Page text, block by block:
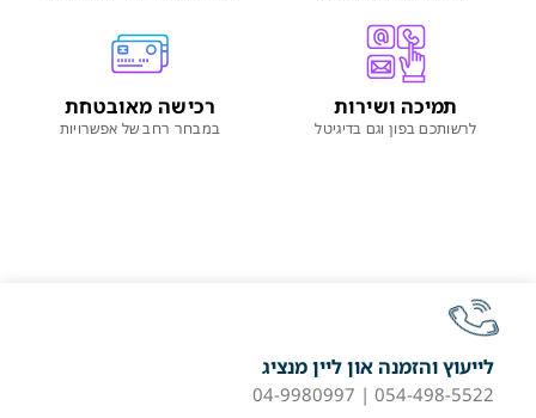
תמיכה ושירות
לרשותכם בפון וגם בדיגיטל
רכישה מאובטחת
במבחר רחב של אפשרויות
לייעוץ והזמנה און ליין מנציג
054-498-5522 | 04-9980997